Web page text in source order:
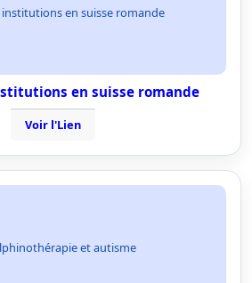
institutions en suisse romande
en suisse romande
Voir l'Lien
et autisme